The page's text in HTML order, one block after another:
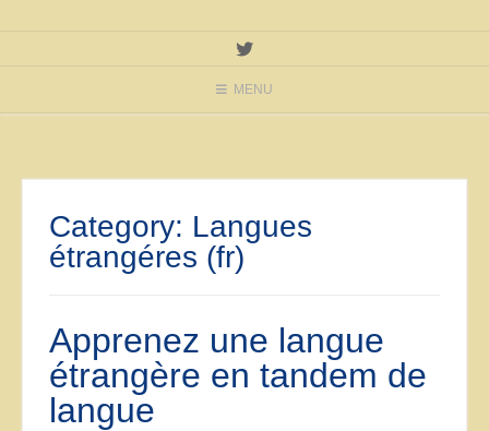
MENU
Category: Langues
étrangéres (fr)
Apprenez une langue
étrangère en tandem de
langue